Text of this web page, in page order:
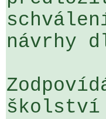
návrhy
školství